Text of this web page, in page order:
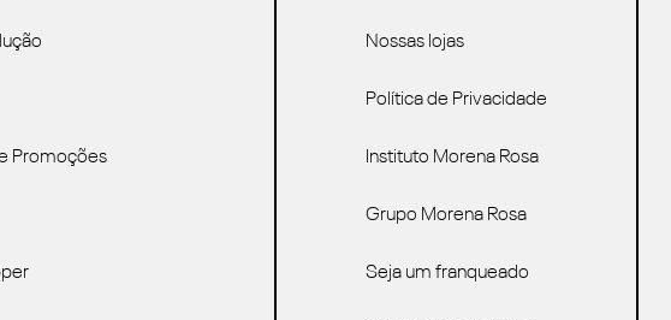
Promoções
Nossas lojas
Política de Privacidade
Instituto Morena Rosa
Grupo Morena Rosa
Seja um franqueado